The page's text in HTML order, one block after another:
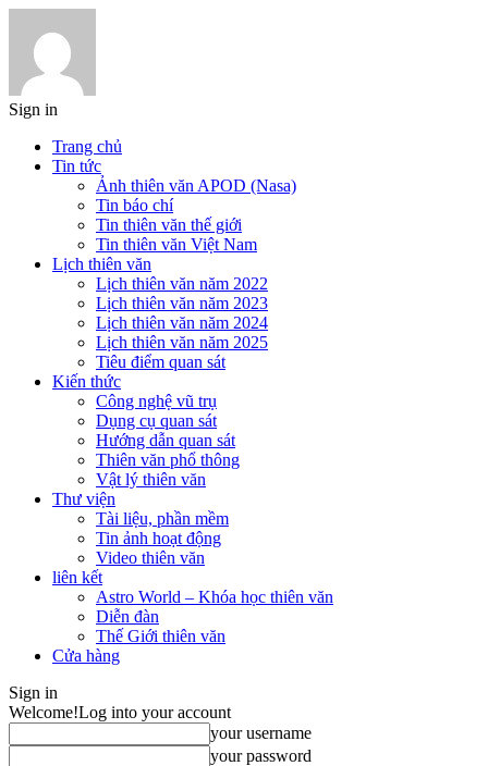
Sign in
Trang chủ
Tin tức
Ảnh thiên văn APOD (Nasa)
Tin báo chí
Tin thiên văn thế giới
Tin thiên văn Việt Nam
Lịch thiên văn
Lịch thiên văn năm 2022
Lịch thiên văn năm 2023
Lịch thiên văn năm 2024
Lịch thiên văn năm 2025
Tiêu điểm quan sát
Kiến thức
Công nghệ vũ trụ
Dụng cụ quan sát
Hướng dẫn quan sát
Thiên văn phổ thông
Vật lý thiên văn
Thư viện
Tài liệu, phần mềm
Tin ảnh hoạt động
Video thiên văn
liên kết
Astro World – Khóa học thiên văn
Diễn đàn
Thế Giới thiên văn
Cửa hàng
Sign in
Welcome!Log into your account
your username
your password